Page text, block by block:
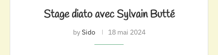
Stage diato avec Sylvain Butté
bySido 18 mai 2024